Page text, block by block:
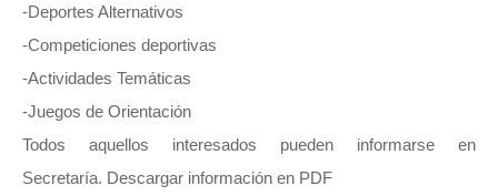
-Deportes Alternativos
-Competiciones deportivas
-Actividades Temáticas
-Juegos de Orientación
Todos aquellos interesados pueden informarse en
Secretaría. Descargar información en PDF